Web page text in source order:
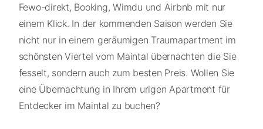
Fewo-direkt, Booking, Wimdu und Airbnb mit nur
einem Klick. In der kommenden Saison werden Sie
nicht nur in einem geräumigen Traumapartment im
schönsten Viertel vom Maintal übernachten die Sie
fesselt, sondern auch zum besten Preis. Wollen Sie
eine Übernachtung in Ihrem urigen Apartment für
Entdecker im Maintal zu buchen?